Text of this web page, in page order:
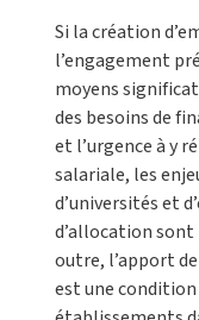
Si la création
l’engagement
moyens
des besoins de
et l’urgence à y
salariale, les
d’universités et
d’allocation
outre, l’apport
est une